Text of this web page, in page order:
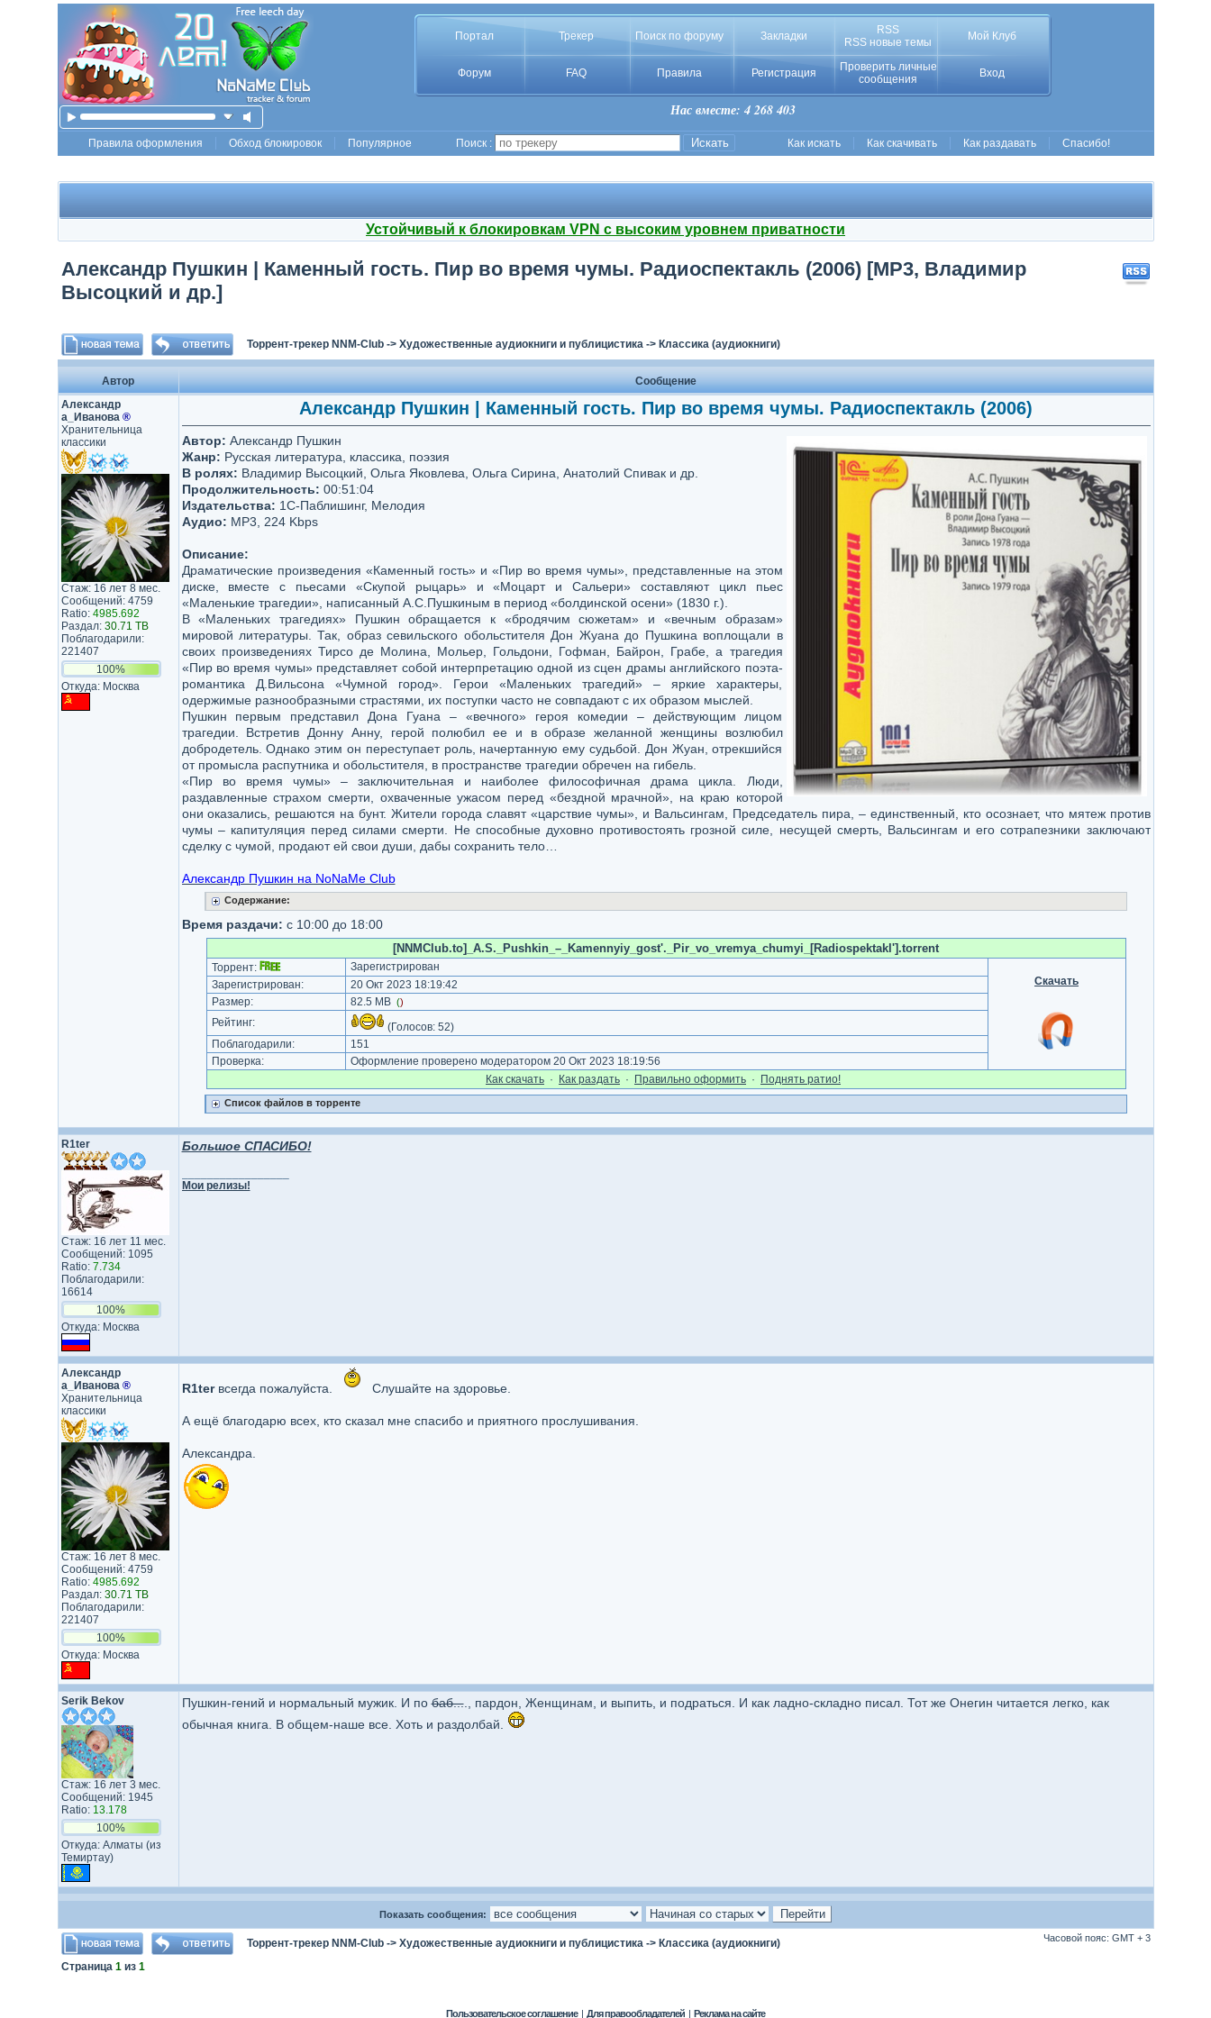
Портал Трекер Поиск по форуму Закладки
RSS
RSS новые темы
Мой Клуб
Форум FAQ Правила Регистрация
Проверить личные
сообщения
Вход
Нас вместе: 4 268 403
Правила оформления Обход блокировок Популярное Поиск : Как искать Как скачивать Как раздавать Спасибо!
Устойчивый к блокировкам VPN с высоким уровнем приватности
Александр Пушкин | Каменный гость. Пир во время чумы. Радиоспектакль (2006) [MP3, Владимир
Высоцкий и др.]
Торрент-трекер NNM-Club-> Художественные аудиокниги и публицистика-> Классика (аудиокниги)
Автор
Сообщение
Александр​
а_Иванова​ ®
Хранительница
классики
Стаж: 16 лет 8 мес.
Сообщений: 4759
Ratio: 4985.692
Раздал: 30.71 TB
Поблагодарили:
221407
100%
Откуда: Москва
Александр Пушкин | Каменный гость. Пир во время чумы. Радиоспектакль (2006)
Автор: Александр Пушкин
Жанр: Русская литература, классика, поэзия
В ролях: Владимир Высоцкий, Ольга Яковлева, Ольга Сирина, Анатолий Спивак и др.
Продолжительность: 00:51:04
Издательства: 1С-Паблишинг, Мелодия
Аудио: MP3, 224 Kbps
Описание:
Драматические произведения «Каменный гость» и «Пир во время чумы», представленные на этом
диске, вместе с пьесами «Скупой рыцарь» и «Моцарт и Сальери» составляют цикл пьес
«Маленькие трагедии», написанный А.С.Пушкиным в период «болдинской осени» (1830 г.).
В «Маленьких трагедиях» Пушкин обращается к «бродячим сюжетам» и «вечным образам»
мировой литературы. Так, образ севильского обольстителя Дон Жуана до Пушкина воплощали в
своих произведениях Тирсо де Молина, Мольер, Гольдони, Гофман, Байрон, Грабе, а трагедия
«Пир во время чумы» представляет собой интерпретацию одной из сцен драмы английского поэта-
романтика Д.Вильсона «Чумной город». Герои «Маленьких трагедий» – яркие характеры,
одержимые разнообразными страстями, их поступки часто не совпадают с их образом мыслей.
Пушкин первым представил Дона Гуана – «вечного» героя комедии – действующим лицом
трагедии. Встретив Донну Анну, герой полюбил ее и в образе желанной женщины возлюбил
добродетель. Однако этим он переступает роль, начертанную ему судьбой. Дон Жуан, отрекшийся
от промысла распутника и обольстителя, в пространстве трагедии обречен на гибель.
«Пир во время чумы» – заключительная и наиболее философичная драма цикла. Люди,
раздавленные страхом смерти, охваченные ужасом перед «бездной мрачной», на краю которой
они оказались, решаются на бунт. Жители города славят «царствие чумы», и Вальсингам, Председатель пира, – единственный, кто осознает, что мятеж против
чумы – капитуляция перед силами смерти. Не способные духовно противостоять грозной силе, несущей смерть, Вальсингам и его сотрапезники заключают
сделку с чумой, продают ей свои души, дабы сохранить тело…
Александр Пушкин на NoNaMe Club
Содержание:
Время раздачи: с 10:00 до 18:00
[NNMClub.to]_A.S._Pushkin_–_Kamennyiy_gost'._Pir_vo_vremya_chumyi_[Radiospektakl'].torrent
Торрент:
Зарегистрирован
Скачать
Зарегистрирован:
20 Окт 2023 18:19:42
Размер:
82.5 MB ()
Рейтинг: (Голосов: 52)
Поблагодарили:
151
Проверка:
Оформление проверено модератором 20 Окт 2023 18:19:56
Как cкачать · Как раздать · Правильно оформить · Поднять ратио!
Список файлов в торренте
R1ter
Стаж: 16 лет 11 мес.
Сообщений: 1095
Ratio: 7.734
Поблагодарили:
16614
100%
Откуда: Москва
Большое СПАСИБО!
Мои релизы!
Александр​
а_Иванова​ ®
Хранительница
классики
Стаж: 16 лет 8 мес.
Сообщений: 4759
Ratio: 4985.692
Раздал: 30.71 TB
Поблагодарили:
221407
100%
Откуда: Москва
R1terвсегда пожалуйста. Слушайте на здоровье.
А ещё благодарю всех, кто сказал мне спасибо и приятного прослушивания.
Александра.
Serik Bekov
Стаж: 16 лет 3 мес.
Сообщений: 1945
Ratio: 13.178
100%
Откуда: Алматы (из
Темиртау)
Пушкин-гений и нормальный мужик. И побаб...., пардон, Женщинам, и выпить, и подраться. И как ладно-складно писал. Тот же Онегин читается легко, как
обычная книга. В общем-наше все. Хоть и раздолбай.
Показать сообщения:
Торрент-трекер NNM-Club-> Художественные аудиокниги и публицистика-> Классика (аудиокниги) Часовой пояс: GMT + 3
Страница 1из 1
Пользовательское соглашение | Для правообладателей | Реклама на сайте